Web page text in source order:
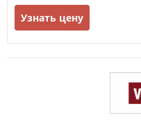
Узнать цену